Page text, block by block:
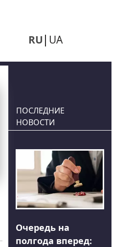
RU UA
ПОСЛЕДНИЕ
НОВОСТИ
Очередь на
полгода вперед: